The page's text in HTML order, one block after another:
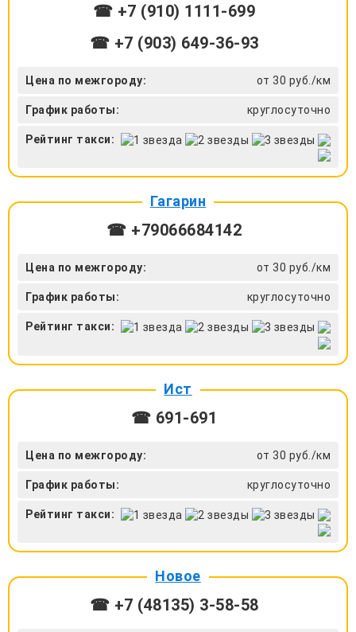
☎ +7 (910) 1111-699
☎ +7 (903) 649-36-93
Цена по межгороду: от 30 руб./км
График работы: круглосуточно
Рейтинг такси:
Гагарин
☎ +79066684142
Цена по межгороду: от 30 руб./км
График работы: круглосуточно
Рейтинг такси:
Ист
☎ 691-691
Цена по межгороду: от 30 руб./км
График работы: круглосуточно
Рейтинг такси:
Новое
☎ +7 (48135) 3-58-58